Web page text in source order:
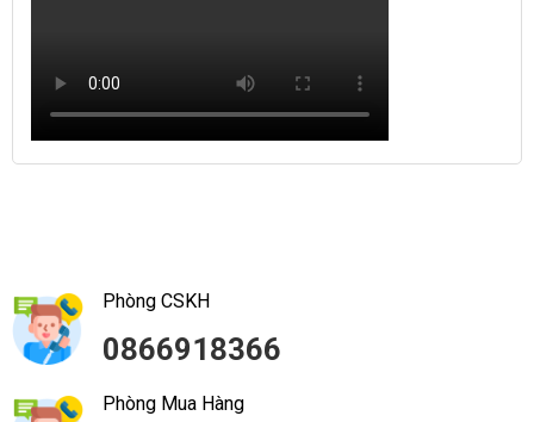
Phòng CSKH
0866918366
Phòng Mua Hàng